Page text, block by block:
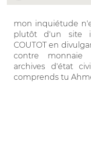
mon inquiétude
plutôt d'un site
COUTOT en
contre monnaie
archives d'état
comprends tu